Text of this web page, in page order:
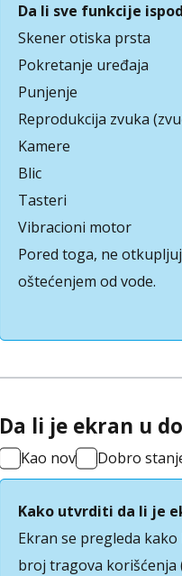
Da li sve funkcije
Skener otiska prsta
Pokretanje uređaja
Punjenje
Reprodukcija zvuka
Kamere
Blic
Tasteri
Vibracioni motor
Pored toga, ne
oštećenjem od vode.
Da li je ekran u
Kao nov Dobro
Kako utvrditi da li je
Ekran se pregleda
broj tragova korišćenja